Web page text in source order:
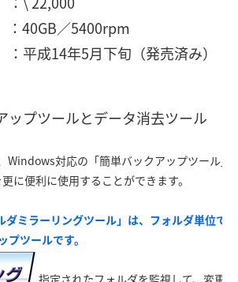
40GB／5400rpm
成14年5月下旬（発売済み）
プツールとデータ消去ツール
Windows対応の「簡単バックアップツール」
に便利に使用することができます。
ダミラーリングツール」は、フォルダ単位で
プツールです。